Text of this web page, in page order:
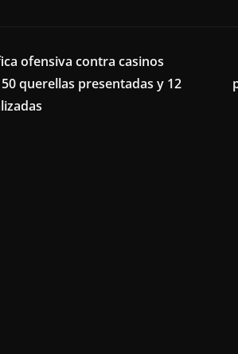
ofensiva contra casinos
querellas presentadas y 12